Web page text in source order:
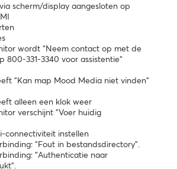
scherm/display aangesloten op
wordt "Neem contact op met de
800-331-3340 voor assistentie"
"Kan map Mood Media niet vinden"
alleen een klok weer
verschijnt "Voer huidig
connectiviteit instellen
"Fout in bestandsdirectory".
"Authenticatie naar